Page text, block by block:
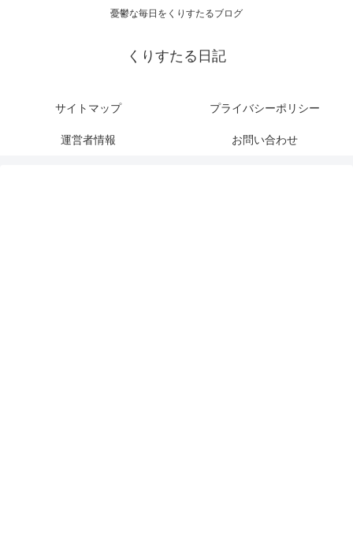
憂鬱な毎日をくりすたるブログ
くりすたる日記
サイトマップ プライバシーポリシー
運営者情報 お問い合わせ